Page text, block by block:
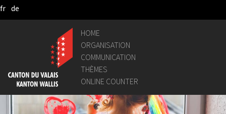
Pular para o Conteúdo principal
fr de
HOME
ORGANISATION
COMMUNICATION
THÈMES
ONLINE COUNTER